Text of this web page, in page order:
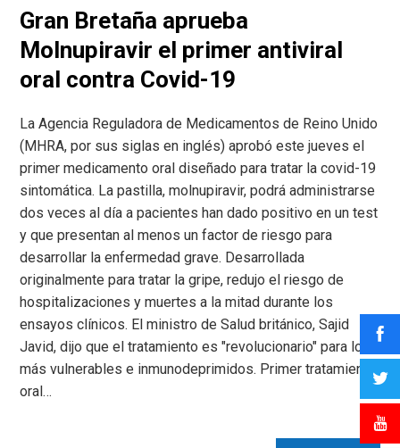
Gran Bretaña aprueba
Molnupiravir el primer antiviral
oral contra Covid-19
La Agencia Reguladora de Medicamentos de Reino Unido
(MHRA, por sus siglas en inglés) aprobó este jueves el
primer medicamento oral diseñado para tratar la covid-19
sintomática. La pastilla, molnupiravir, podrá administrarse
dos veces al día a pacientes han dado positivo en un test
y que presentan al menos un factor de riesgo para
desarrollar la enfermedad grave. Desarrollada
originalmente para tratar la gripe, redujo el riesgo de
hospitalizaciones y muertes a la mitad durante los
ensayos clínicos. El ministro de Salud británico, Sajid
Javid, dijo que el tratamiento es "revolucionario" para los
más vulnerables e inmunodeprimidos. Primer tratamiento
oral…